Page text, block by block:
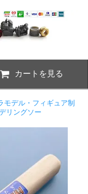
カートを見る
モデル・フィギュア制
リングソー